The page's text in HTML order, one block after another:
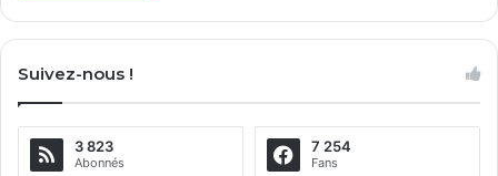
Suivez-nous !
3 823
Abonnés
7 254
Fans